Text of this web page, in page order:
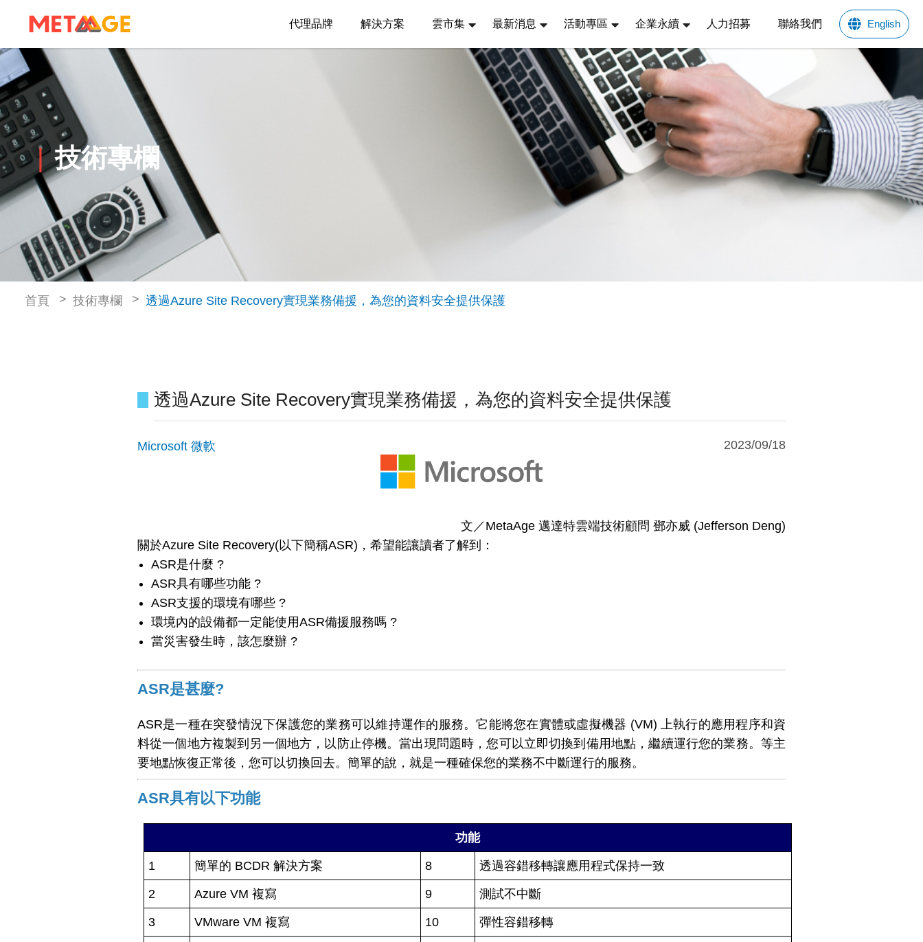
代理品牌 解決方案 雲市集 最新消息 活動專區 企業永續 人力招募 聯絡我們 English
技術專欄
首頁 技術專欄 透過Azure Site Recovery實現業務備援，為您的資料安全提供保護
透過Azure Site Recovery實現業務備援，為您的資料安全提供保護
Microsoft 微軟 2023/09/18
文／MetaAge 邁達特雲端技術顧問 鄧亦威 (Jefferson Deng)
關於Azure Site Recovery(以下簡稱ASR)，希望能讓讀者了解到：
ASR是什麼 ?
ASR具有哪些功能 ?
ASR支援的環境有哪些 ?
環境內的設備都一定能使用ASR備援服務嗎 ?
當災害發生時，該怎麼辦 ?
ASR是甚麼?
ASR是一種在突發情況下保護您的業務可以維持運作的服務。它能將您在實體或虛擬機器 (VM) 上執行的應用程序和資
料從一個地方複製到另一個地方，以防止停機。當出現問題時，您可以立即切換到備用地點，繼續運行您的業務。等主
要地點恢復正常後，您可以切換回去。簡單的說，就是一種確保您的業務不中斷運行的服務。
ASR具有以下功能
功能
1 簡單的 BCDR 解決方案 8 透過容錯移轉讓應用程式保持一致
2 Azure VM 複寫 9 測試不中斷
3 VMware VM 複寫 10 彈性容錯移轉